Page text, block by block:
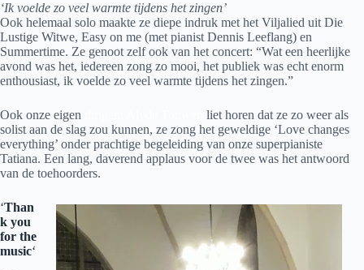
‘Ik voelde zo veel warmte tijdens het zingen’
Ook helemaal solo maakte ze diepe indruk met het Viljalied uit Die
Lustige Witwe, Easy on me (met pianist Dennis Leeflang) en
Summertime. Ze genoot zelf ook van het concert: “Wat een heerlijke
avond was het, iedereen zong zo mooi, het publiek was echt enorm
enthousiast, ik voelde zo veel warmte tijdens het zingen.”
Ook onze eigen
liet horen dat ze zo weer als
solist aan de slag zou kunnen, ze zong het geweldige ‘Love changes
everything’ onder prachtige begeleiding van onze superpianiste
Tatiana. Een lang, daverend applaus voor de twee was het antwoord
van de toehoorders.
‘Than
k you
for the
music‘